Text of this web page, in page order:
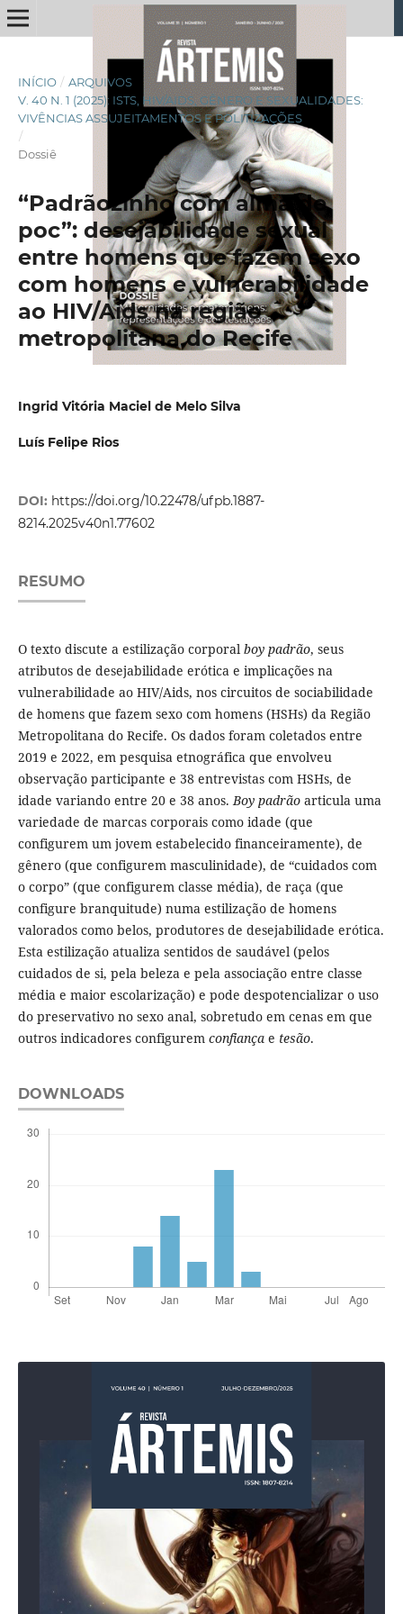
INÍCIO / ARQUIVOS
V. 40 N. 1 (2025): ISTS, HIV/AIDS, GÊNERO E SEXUALIDADES:
VIVÊNCIAS ASSUJEITAMENTOS E POLITIZAÇÕES
/
Dossiê
“Padrãozinho com alma de
poc”: desejabilidade sexual
entre homens que fazem sexo
com homens e vulnerabilidade
ao HIV/Aids na região
metropolitana do Recife
Ingrid Vitória Maciel de Melo Silva
Luís Felipe Rios
DOI: https://doi.org/10.22478/ufpb.1887-
8214.2025v40n1.77602
RESUMO
O texto discute a estilização corporal boy padrão, seus
atributos de desejabilidade erótica e implicações na
vulnerabilidade ao HIV/Aids, nos circuitos de sociabilidade
de homens que fazem sexo com homens (HSHs) da Região
Metropolitana do Recife. Os dados foram coletados entre
2019 e 2022, em pesquisa etnográfica que envolveu
observação participante e 38 entrevistas com HSHs, de
idade variando entre 20 e 38 anos.Boy padrãoarticula uma
variedade de marcas corporais como idade (que
configurem um jovem estabelecido financeiramente), de
gênero (que configurem masculinidade), de “cuidados com
o corpo” (que configurem classe média), de raça (que
configure branquitude) numa estilização de homens
valorados como belos, produtores de desejabilidade erótica.
Esta estilização atualiza sentidos de saudável (pelos
cuidados de si, pela beleza e pela associação entre classe
média e maior escolarização) e pode despotencializar o uso
do preservativo no sexo anal, sobretudo em cenas em que
outros indicadores configurem confiançae tesão.
DOWNLOADS